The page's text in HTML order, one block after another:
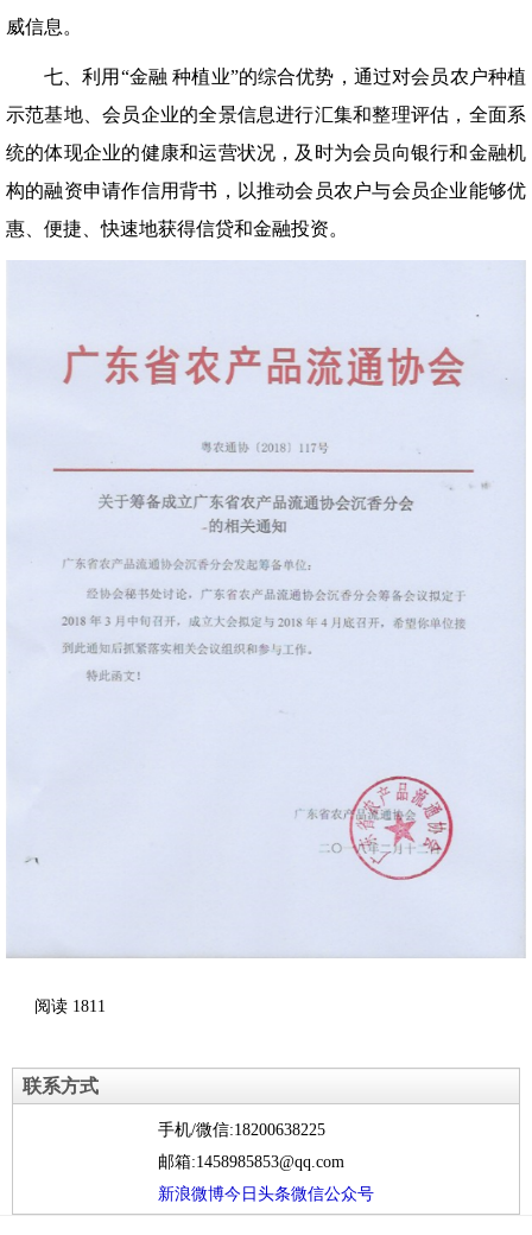
威信息。
七、利用“金融 种植业”的综合优势，通过对会员农户种植
示范基地、会员企业的全景信息进行汇集和整理评估，全面系
统的体现企业的健康和运营状况，及时为会员向银行和金融机
构的融资申请作信用背书，以推动会员农户与会员企业能够优
惠、便捷、快速地获得信贷和金融投资。
阅读 1811
联系方式
手机/微信:18200638225
邮箱:1458985853@qq.com
新浪微博今日头条微信公众号